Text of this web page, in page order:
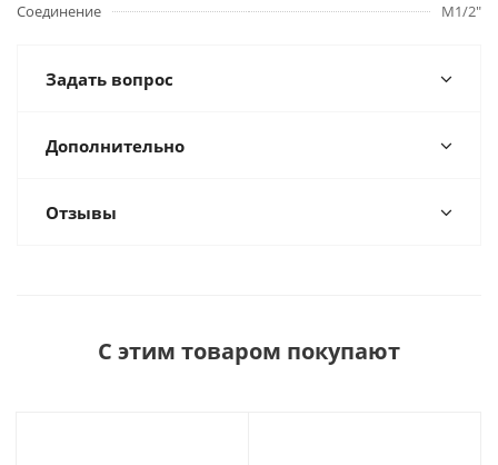
Соединение
M1/2"
Задать вопрос
Дополнительно
Отзывы
С этим товаром покупают